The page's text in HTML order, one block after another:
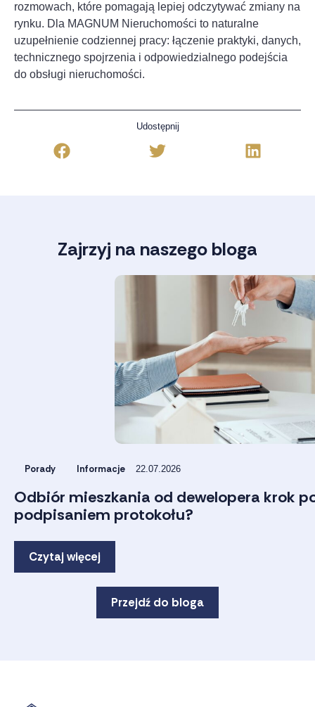
Udostępnij
rozmowach, które pomagają lepiej odczytywać zmiany na
rynku. Dla MAGNUM Nieruchomości to naturalne
uzupełnienie codziennej pracy: łączenie praktyki, danych,
technicznego spojrzenia i odpowiedzialnego podejścia
do obsługi nieruchomości.
Zajrzyj na naszego bloga
Porady Informacje 22.07.2026
Odbiór mieszkania od dewelopera krok
podpisaniem protokołu?
Czytaj więcej
Przejdź do bloga